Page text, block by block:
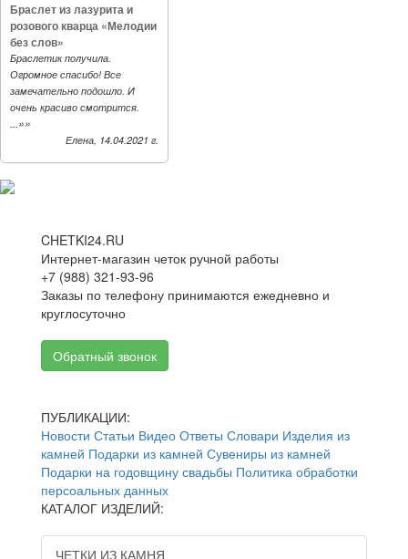
Браслет из лазурита и
розового кварца «Мелодии
без слов»
Браслетик получила.
Огромное спасибо! Все
замечательно подошло. И
очень красиво смотрится.
...»»
Елена, 14.04.2021 г.
CHETKI24.RU
Интернет-магазин четок ручной работы
+7 (988) 321-93-96
Заказы по телефону принимаются ежедневно и
круглосуточно
Обратный звонок
ПУБЛИКАЦИИ:
Новости Статьи Видео Ответы Словари Изделия из
камней Подарки из камней Сувениры из камней
Подарки на годовщину свадьбы Политика обработки
персоальных данных
КАТАЛОГ ИЗДЕЛИЙ:
ЧЕТКИ ИЗ КАМНЯ